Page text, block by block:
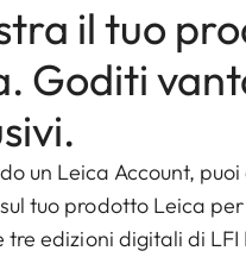
il tuo
Goditi
un Leica Account,
tuo prodotto Leica per
tre edizioni digitali di LFI